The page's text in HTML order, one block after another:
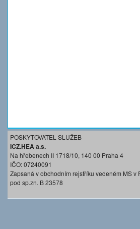
POSKYTOVATEL SLUŽEB
ICZ.HEA a.s.
Na hřebenech II 1718/10, 140 00 Praha 4
IČO: 07240091
Zapsaná v obchodním rejstříku vedeném MS v
pod sp.zn. B 23578